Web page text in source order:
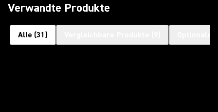
Verwandte Produkte
Alle (31 )